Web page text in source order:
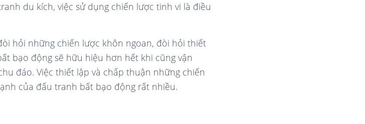
du kích, việc sử dụng chiến lược tinh vi là điều
hỏi những chiến lược khôn ngoan, đòi hỏi thiết
bạo động sẽ hữu hiệu hơn hết khi cũng vận
đáo. Việc thiết lập và chấp thuận những chiến
của đấu tranh bất bạo động rất nhiều.